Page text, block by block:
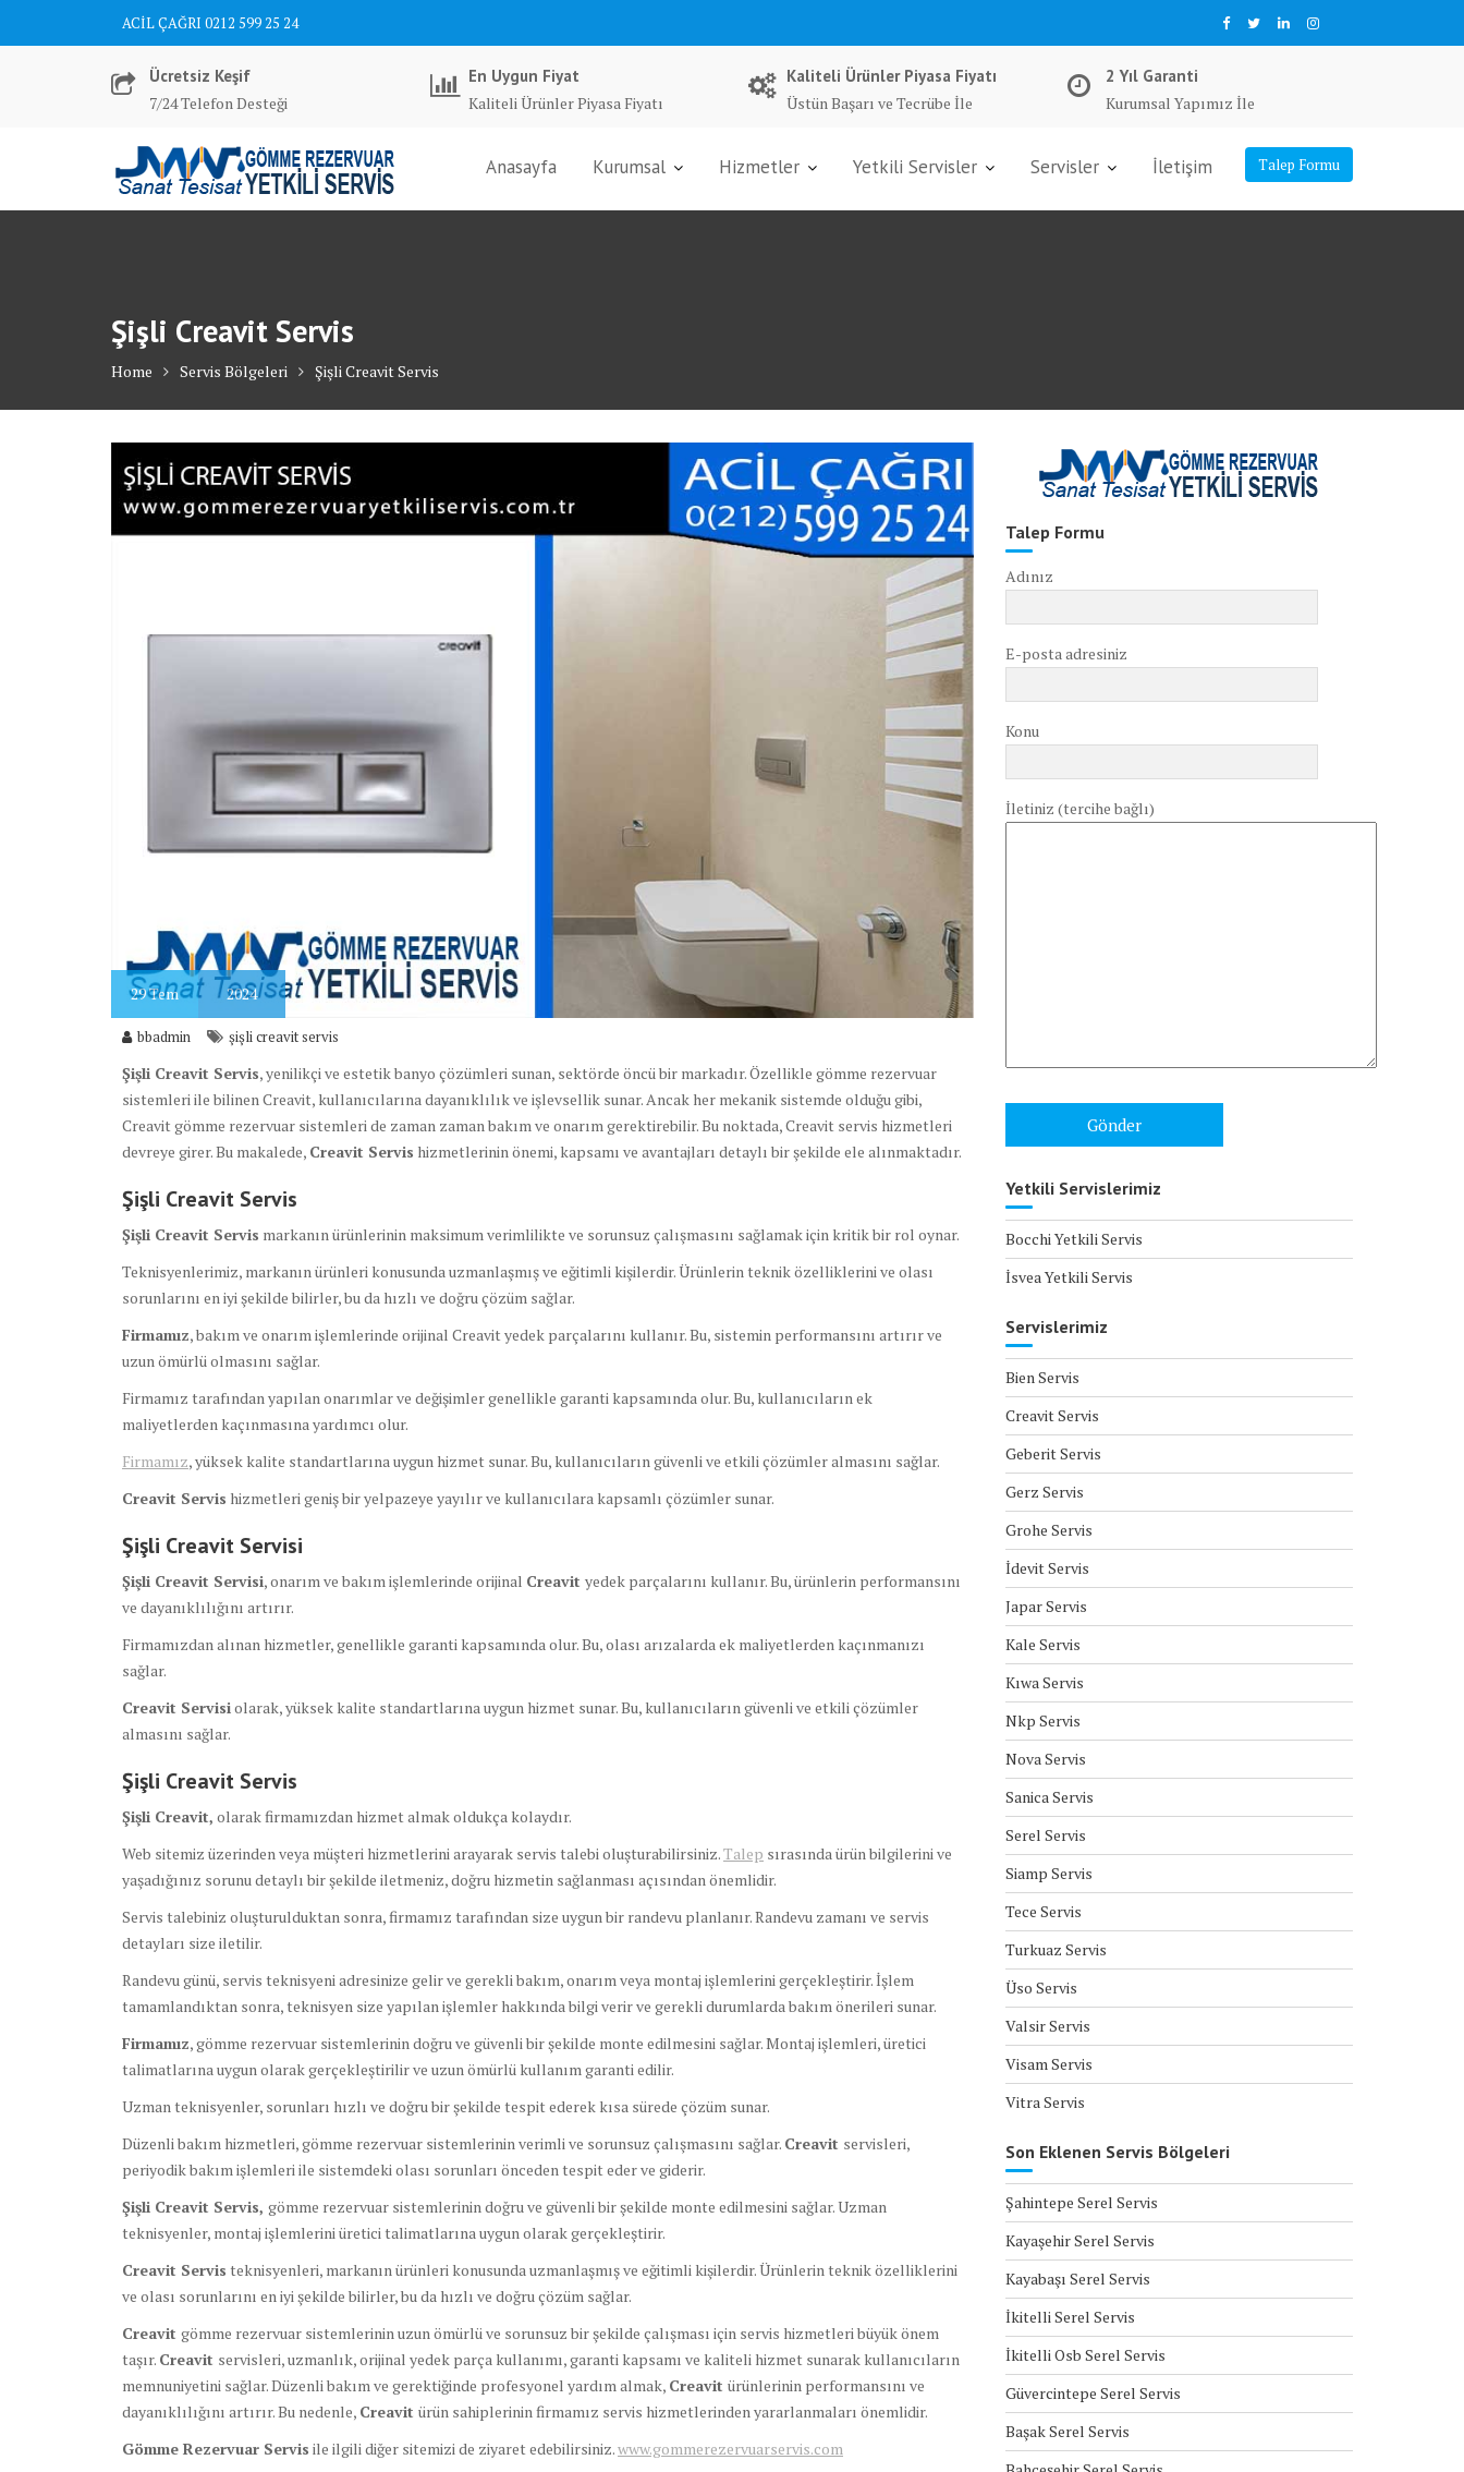
ACİL ÇAĞRI 0212 599 25 24
Ücretsiz Keşif
7/24 Telefon Desteği
En Uygun Fiyat
Kaliteli Ürünler Piyasa Fiyatı
Kaliteli Ürünler Piyasa Fiyatı
Üstün Başarı ve Tecrübe İle
2 Yıl Garanti
Kurumsal Yapımız İle
Talep Formu
Anasayfa Kurumsal Hizmetler Yetkili Servisler Servisler İletişim
Şişli Creavit Servis
Home Servis Bölgeleri Şişli Creavit Servis
29Tem 2024
bbadmin şişli creavit servis
Şişli Creavit Servis, yenilikçi ve estetik banyo çözümleri sunan, sektörde öncü bir markadır. Özellikle gömme rezervuar
sistemleri ile bilinen Creavit, kullanıcılarına dayanıklılık ve işlevsellik sunar. Ancak her mekanik sistemde olduğu gibi,
Creavit gömme rezervuar sistemleri de zaman zaman bakım ve onarım gerektirebilir. Bu noktada, Creavit servis hizmetleri
devreye girer. Bu makalede, Creavit Servis hizmetlerinin önemi, kapsamı ve avantajları detaylı bir şekilde ele alınmaktadır.
Şişli Creavit Servis
Şişli Creavit Servis markanın ürünlerinin maksimum verimlilikte ve sorunsuz çalışmasını sağlamak için kritik bir rol oynar.
Teknisyenlerimiz, markanın ürünleri konusunda uzmanlaşmış ve eğitimli kişilerdir. Ürünlerin teknik özelliklerini ve olası
sorunlarını en iyi şekilde bilirler, bu da hızlı ve doğru çözüm sağlar.
Firmamız, bakım ve onarım işlemlerinde orijinal Creavit yedek parçalarını kullanır. Bu, sistemin performansını artırır ve
uzun ömürlü olmasını sağlar.
Firmamız tarafından yapılan onarımlar ve değişimler genellikle garanti kapsamında olur. Bu, kullanıcıların ek
maliyetlerden kaçınmasına yardımcı olur.
Firmamız, yüksek kalite standartlarına uygun hizmet sunar. Bu, kullanıcıların güvenli ve etkili çözümler almasını sağlar.
Creavit Servis hizmetleri geniş bir yelpazeye yayılır ve kullanıcılara kapsamlı çözümler sunar.
Şişli Creavit Servisi
Şişli Creavit Servisi, onarım ve bakım işlemlerinde orijinal Creavit yedek parçalarını kullanır. Bu, ürünlerin performansını
ve dayanıklılığını artırır.
Firmamızdan alınan hizmetler, genellikle garanti kapsamında olur. Bu, olası arızalarda ek maliyetlerden kaçınmanızı
sağlar.
Creavit Servisiolarak, yüksek kalite standartlarına uygun hizmet sunar. Bu, kullanıcıların güvenli ve etkili çözümler
almasını sağlar.
Şişli Creavit Servis
Şişli Creavit, olarak firmamızdan hizmet almak oldukça kolaydır.
Web sitemiz üzerinden veya müşteri hizmetlerini arayarak servis talebi oluşturabilirsiniz.Talep sırasında ürün bilgilerini ve
yaşadığınız sorunu detaylı bir şekilde iletmeniz, doğru hizmetin sağlanması açısından önemlidir.
Servis talebiniz oluşturulduktan sonra, firmamız tarafından size uygun bir randevu planlanır. Randevu zamanı ve servis
detayları size iletilir.
Randevu günü, servis teknisyeni adresinize gelir ve gerekli bakım, onarım veya montaj işlemlerini gerçekleştirir. İşlem
tamamlandıktan sonra, teknisyen size yapılan işlemler hakkında bilgi verir ve gerekli durumlarda bakım önerileri sunar.
Firmamız, gömme rezervuar sistemlerinin doğru ve güvenli bir şekilde monte edilmesini sağlar. Montaj işlemleri, üretici
talimatlarına uygun olarak gerçekleştirilir ve uzun ömürlü kullanım garanti edilir.
Uzman teknisyenler, sorunları hızlı ve doğru bir şekilde tespit ederek kısa sürede çözüm sunar.
Düzenli bakım hizmetleri, gömme rezervuar sistemlerinin verimli ve sorunsuz çalışmasını sağlar. Creavit servisleri,
periyodik bakım işlemleri ile sistemdeki olası sorunları önceden tespit eder ve giderir.
Şişli Creavit Servis, gömme rezervuar sistemlerinin doğru ve güvenli bir şekilde monte edilmesini sağlar. Uzman
teknisyenler, montaj işlemlerini üretici talimatlarına uygun olarak gerçekleştirir.
Creavit Servis teknisyenleri, markanın ürünleri konusunda uzmanlaşmış ve eğitimli kişilerdir. Ürünlerin teknik özelliklerini
ve olası sorunlarını en iyi şekilde bilirler, bu da hızlı ve doğru çözüm sağlar.
Creavit gömme rezervuar sistemlerinin uzun ömürlü ve sorunsuz bir şekilde çalışması için servis hizmetleri büyük önem
taşır. Creavit servisleri, uzmanlık, orijinal yedek parça kullanımı, garanti kapsamı ve kaliteli hizmet sunarak kullanıcıların
memnuniyetini sağlar. Düzenli bakım ve gerektiğinde profesyonel yardım almak, Creavit ürünlerinin performansını ve
dayanıklılığını artırır. Bu nedenle, Creavit ürün sahiplerinin firmamız servis hizmetlerinden yararlanmaları önemlidir.
Gömme Rezervuar Servis ile ilgili diğer sitemizi de ziyaret edebilirsiniz.www.gommerezervuarservis.com
Talep Formu
Adınız
E-posta adresiniz
Konu
İletiniz (tercihe bağlı)
Yetkili Servislerimiz
Bocchi Yetkili Servis
İsvea Yetkili Servis
Servislerimiz
Bien Servis
Creavit Servis
Geberit Servis
Gerz Servis
Grohe Servis
İdevit Servis
Japar Servis
Kale Servis
Kıwa Servis
Nkp Servis
Nova Servis
Sanica Servis
Serel Servis
Siamp Servis
Tece Servis
Turkuaz Servis
Üso Servis
Valsir Servis
Visam Servis
Vitra Servis
Son Eklenen Servis Bölgeleri
Şahintepe Serel Servis
Kayaşehir Serel Servis
Kayabaşı Serel Servis
İkitelli Serel Servis
İkitelli Osb Serel Servis
Güvercintepe Serel Servis
Başak Serel Servis